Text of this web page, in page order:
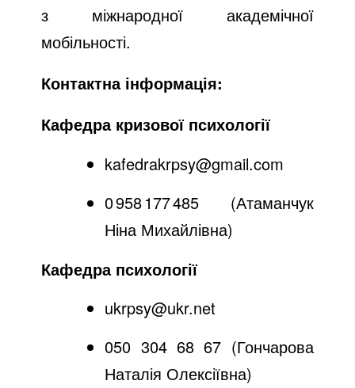
з міжнародної академічної
мобільності.
Контактна інформація:
Кафедра кризової психології
kafedrakrpsy@gmail.com
0 958 177 485 (Атаманчук
Ніна Михайлівна)
Кафедра психології
ukrpsy@ukr.net
050 304 68 67 (Гончарова
Наталія Олексіївна)